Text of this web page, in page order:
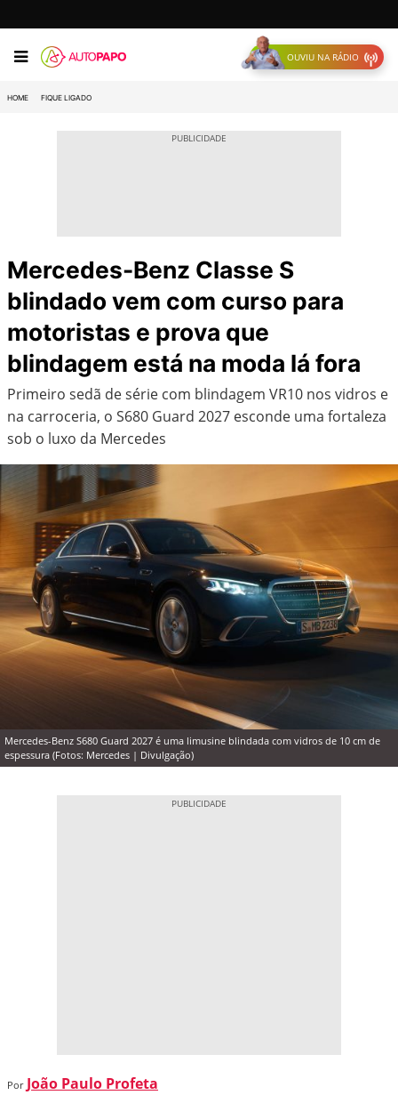
OUVIU NA RÁDIO
HOME FIQUE LIGADO
Mercedes-Benz Classe S
blindado vem com curso para
motoristas e prova que
blindagem está na moda lá fora
Primeiro sedã de série com blindagem VR10 nos vidros e
na carroceria, o S680 Guard 2027 esconde uma fortaleza
sob o luxo da Mercedes
Mercedes-Benz S680 Guard 2027 é uma limusine blindada com vidros de 10 cm de
espessura (Fotos: Mercedes | Divulgação)
Por João Paulo Profeta